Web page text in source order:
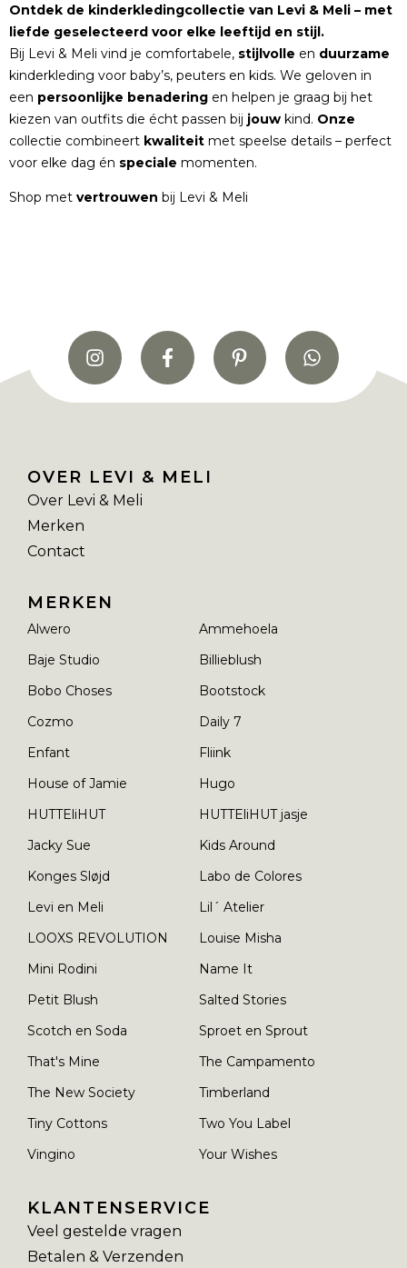
Ontdek de kinderkledingcollectie van Levi & Meli – met
liefde geselecteerd voor elke leeftijd en stijl.
Bij Levi & Meli vind je comfortabele, stijlvolle en duurzame
kinderkleding voor baby’s, peuters en kids. We geloven in
een persoonlijke benadering en helpen je graag bij het
kiezen van outfits die écht passen bij jouw kind. Onze
collectie combineert kwaliteit met speelse details – perfect
voor elke dag én speciale momenten.
Shop met vertrouwen bij Levi & Meli
OVER LEVI & MELI
Over Levi & Meli
Merken
Contact
MERKEN
Alwero
Ammehoela
Baje Studio
Billieblush
Bobo Choses
Bootstock
Cozmo
Daily 7
Enfant
Fliink
House of Jamie
Hugo
HUTTEliHUT
HUTTEliHUT jasje
Jacky Sue
Kids Around
Konges Sløjd
Labo de Colores
Levi en Meli
Lil´ Atelier
LOOXS REVOLUTION
Louise Misha
Mini Rodini
Name It
Petit Blush
Salted Stories
Scotch en Soda
Sproet en Sprout
That's Mine
The Campamento
The New Society
Timberland
Tiny Cottons
Two You Label
Vingino
Your Wishes
KLANTENSERVICE
Veel gestelde vragen
Betalen & Verzenden